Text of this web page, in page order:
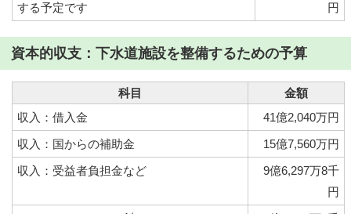
する予定です
円
資本的収支：下水道施設を整備するための予算
科目
金額
収入：借入金
41億2,040万円
収入：国からの補助金
15億7,560万円
収入：受益者負担金など
9億6,297万8千
円